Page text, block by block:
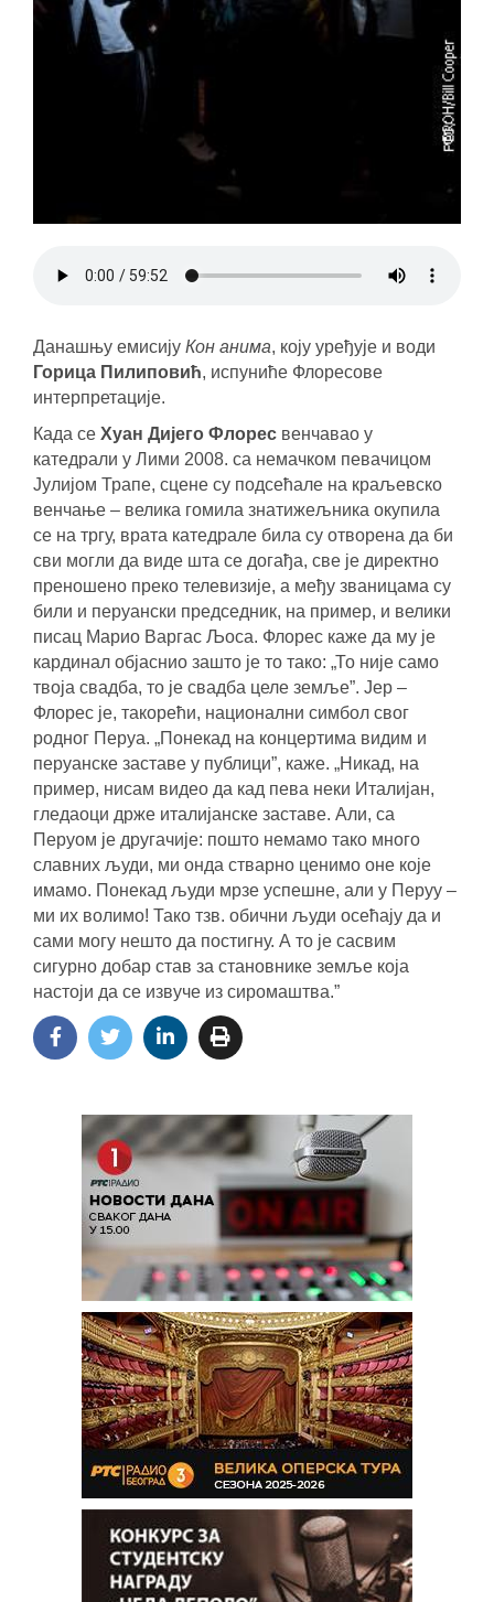
Данашњу емисију Кон анима, коју уређује и води
Горица Пилиповић, испуниће Флоресове
интерпретације.
Када се Хуан Дијего Флорес венчавао у
катедрали у Лими 2008. са немачком певачицом
Јулијом Трапе, сцене су подсећале на краљевско
венчање – велика гомила знатижељника окупила
се на тргу, врата катедрале била су отворена да би
сви могли да виде шта се догађа, све је директно
преношено преко телевизије, а међу званицама су
били и перуански председник, на пример, и велики
писац Марио Варгас Љоса. Флорес каже да му је
кардинал објаснио зашто је то тако: „То није само
твоја свадба, то је свадба целе земље”. Јер –
Флорес је, такорећи, национални симбол свог
родног Перуа. „Понекад на концертима видим и
перуанске заставе у публици”, каже. „Никад, на
пример, нисам видео да кад пева неки Италијан,
гледаоци држе италијанске заставе. Али, са
Перуом је другачије: пошто немамо тако много
славних људи, ми онда стварно ценимо оне које
имамо. Понекад људи мрзе успешне, али у Перуу ‒
ми их волимо! Тако тзв. обични људи осећају да и
сами могу нешто да постигну. А то је сасвим
сигурно добар став за становнике земље која
настоји да се извуче из сиромаштва.”